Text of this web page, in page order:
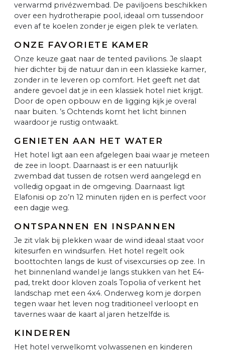
verwarmd privézwembad. De paviljoens beschikken
over een hydrotherapie pool, ideaal om tussendoor
even af te koelen zonder je eigen plek te verlaten.
ONZE FAVORIETE KAMER
Onze keuze gaat naar de tented pavilions. Je slaapt
hier dichter bij de natuur dan in een klassieke kamer,
zonder in te leveren op comfort. Het geeft net dat
andere gevoel dat je in een klassiek hotel niet krijgt.
Door de open opbouw en de ligging kijk je overal
naar buiten. ’s Ochtends komt het licht binnen
waardoor je rustig ontwaakt.
GENIETEN AAN HET WATER
Het hotel ligt aan een afgelegen baai waar je meteen
de zee in loopt. Daarnaast is er een natuurlijk
zwembad dat tussen de rotsen werd aangelegd en
volledig opgaat in de omgeving. Daarnaast ligt
Elafonisi op zo’n 12 minuten rijden en is perfect voor
een dagje weg.
ONTSPANNEN EN INSPANNEN
Je zit vlak bij plekken waar de wind ideaal staat voor
kitesurfen en windsurfen. Het hotel regelt ook
boottochten langs de kust of visexcursies op zee. In
het binnenland wandel je langs stukken van het E4-
pad, trekt door kloven zoals Topolia of verkent het
landschap met een 4x4. Onderweg kom je dorpen
tegen waar het leven nog traditioneel verloopt en
tavernes waar de kaart al jaren hetzelfde is.
KINDEREN
Het hotel verwelkomt volwassenen en kinderen